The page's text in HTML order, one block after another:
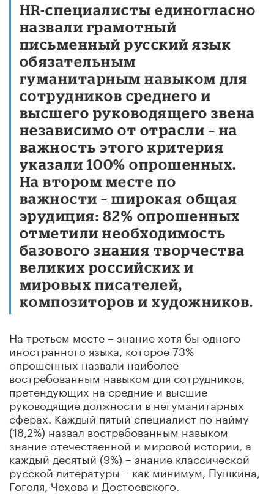
HR-специалисты единогласно
назвали грамотный
письменный русский язык
обязательным
гуманитарным навыком для
сотрудников среднего и
высшего руководящего звена
независимо от отрасли – на
важность этого критерия
указали 100% опрошенных.
На втором месте по
важности – широкая общая
эрудиция: 82% опрошенных
отметили необходимость
базового знания творчества
великих российских и
мировых писателей,
композиторов и художников.
На третьем месте – знание хотя бы одного
иностранного языка, которое 73%
опрошенных назвали наиболее
востребованным навыком для сотрудников,
претендующих на средние и высшие
руководящие должности в негуманитарных
сферах. Каждый пятый специалист по найму
(18,2%) назвал востребованным навыком
знание отечественной и мировой истории, а
каждый десятый (9%) – знание классической
русской литературы – как минимум, Пушкина,
Гоголя, Чехова и Достоевского.